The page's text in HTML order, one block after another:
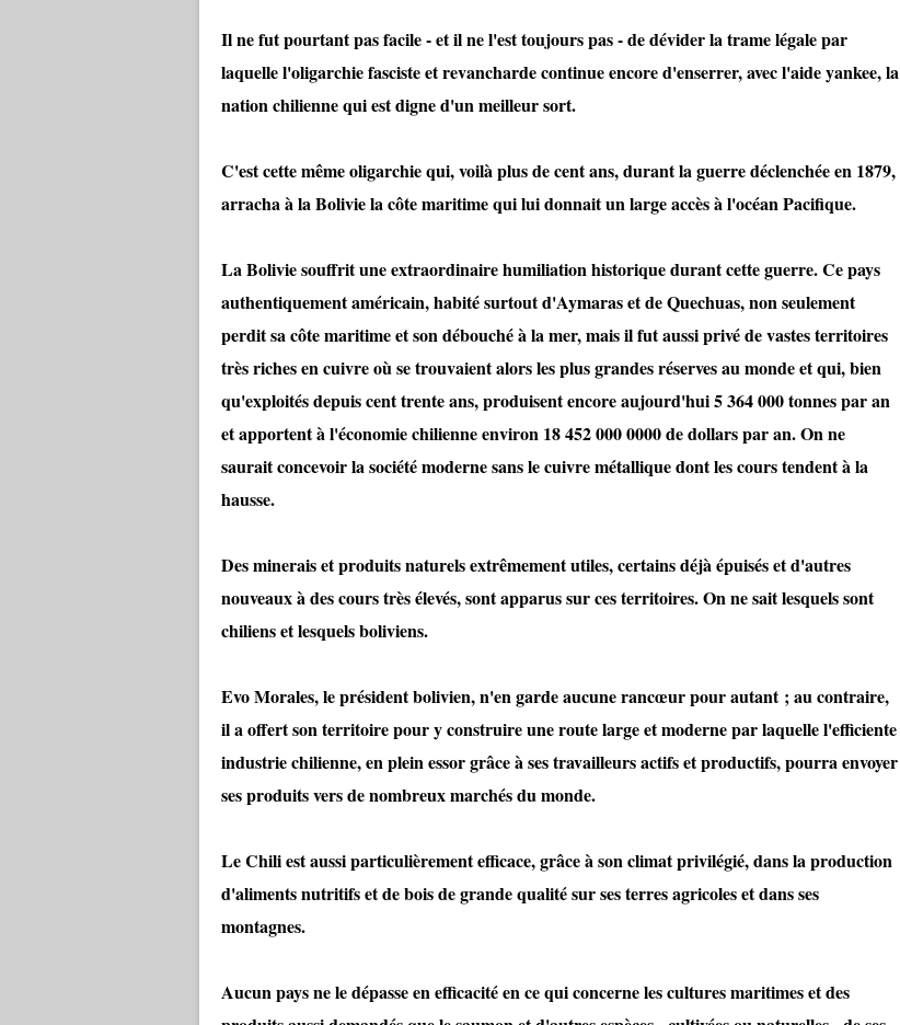
Il ne fut pourtant pas facile - et il ne l'est toujours pas - de dévider la trame légale par
laquelle l'oligarchie fasciste et revancharde continue encore d'enserrer, avec l'aide yankee, la
nation chilienne qui est digne d'un meilleur sort.
C'est cette même oligarchie qui, voilà plus de cent ans, durant la guerre déclenchée en 1879,
arracha à la Bolivie la côte maritime qui lui donnait un large accès à l'océan Pacifique.
La Bolivie souffrit une extraordinaire humiliation historique durant cette guerre. Ce pays
authentiquement américain, habité surtout d'Aymaras et de Quechuas, non seulement
perdit sa côte maritime et son débouché à la mer, mais il fut aussi privé de vastes territoires
très riches en cuivre où se trouvaient alors les plus grandes réserves au monde et qui, bien
qu'exploités depuis cent trente ans, produisent encore aujourd'hui 5 364 000 tonnes par an
et apportent à l'économie chilienne environ 18 452 000 0000 de dollars par an. On ne
saurait concevoir la société moderne sans le cuivre métallique dont les cours tendent à la
hausse.
Des minerais et produits naturels extrêmement utiles, certains déjà épuisés et d'autres
nouveaux à des cours très élevés, sont apparus sur ces territoires. On ne sait lesquels sont
chiliens et lesquels boliviens.
Evo Morales, le président bolivien, n'en garde aucune rancœur pour autant ; au contraire,
il a offert son territoire pour y construire une route large et moderne par laquelle l'efficiente
industrie chilienne, en plein essor grâce à ses travailleurs actifs et productifs, pourra envoyer
ses produits vers de nombreux marchés du monde.
Le Chili est aussi particulièrement efficace, grâce à son climat privilégié, dans la production
d'aliments nutritifs et de bois de grande qualité sur ses terres agricoles et dans ses
montagnes.
Aucun pays ne le dépasse en efficacité en ce qui concerne les cultures maritimes et des